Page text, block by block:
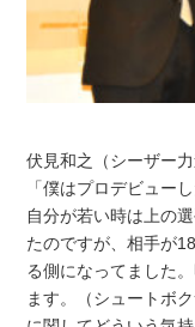
伏見和之（シーザー
「僕はプロデビュー
自分が若い時は上の
たのですが、相手が
る側になってました
ます。（シュートボ